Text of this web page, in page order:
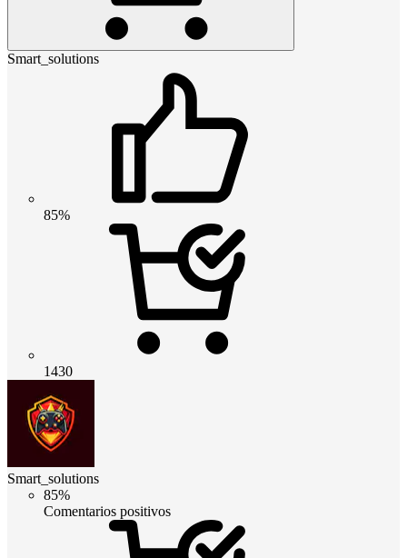
Smart_solutions
85%
1430
Smart_solutions
85%
Comentarios positivos